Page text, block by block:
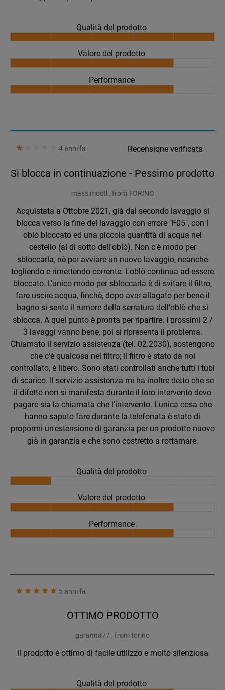
Qualità del prodotto
Valore del prodotto
Performance
4 anni fa Recensione verificata
Si blocca in continuazione - Pessimo prodotto
massimostl , from TORINO
Acquistata a Ottobre 2021, già dal secondo lavaggio si
blocca verso la fine del lavaggio con errore "F05", con l
oblò bloccato ed una piccola quantità di acqua nel
cestello (al di sotto dell'oblò). Non c'è modo per
sbloccarla, nè per avviare un nuovo lavaggio, neanche
togliendo e rimettendo corrente. L'oblò continua ad essere
bloccato. L'unico modo per sbloccarla è di svitare il filtro,
fare uscire acqua, finchè, dopo aver allagato per bene il
bagno si sente il rumore della serratura dell'oblò che si
sblocca. A quel punto è pronta per ripartire. I prossimi 2 /
3 lavaggi vanno bene, poi si ripresenta il problema.
Chiamato il servizio assistenza (tel. 02.2030), sostengono
che c'è qualcosa nel filtro; il filtro è stato da noi
controllato, è libero. Sono stati controllati anche tutti i tubi
di scarico. Il servizio assistenza mi ha inoltre detto che se
il difetto non si manifesta durante il loro intervento devo
pagare sia la chiamata che l'intervento. L'unica cosa che
hanno saputo fare durante la telefonata è stato di
propormi un'estensione di garanzia per un prodotto nuovo
già in garanzia e che sono costretto a rottamare.
Qualità del prodotto
Valore del prodotto
Performance
5 anni fa
OTTIMO PRODOTTO
garanna77 , from torino
il prodotto è ottimo di facile utilizzo e molto silenziosa
Qualità del prodotto